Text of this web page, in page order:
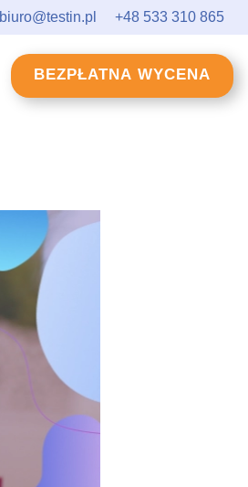
biuro@testin.pl +48 533 310 865
BEZPŁATNA WYCENA